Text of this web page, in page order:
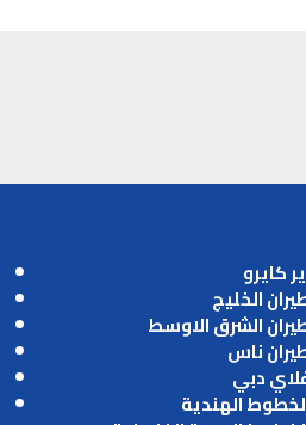
كايرو
الخليج
الشرق الاوسط
ناس
دبي
الهندية